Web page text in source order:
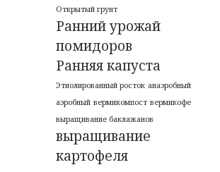
Открытый грунт
Ранний урожай
помидоров
Ранняя капуста
Этиолированный росток анаэробный
аэробный вермикомпост вермикофе
выращивание баклажанов
выращивание
картофеля